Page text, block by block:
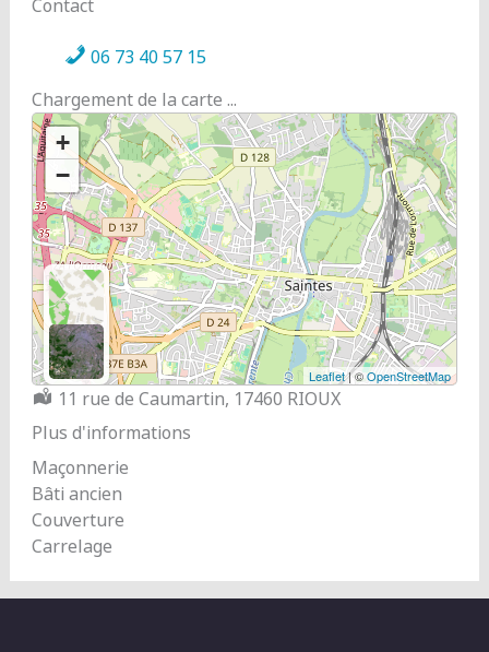
Contact
06 73 40 57 15
Chargement de la carte ...
+
−
Leaflet| ©OpenStreetMap
Localisation :
11 rue de Caumartin, 17460 RIOUX
Plus d'informations
Maçonnerie
Bâti ancien
Couverture
Carrelage